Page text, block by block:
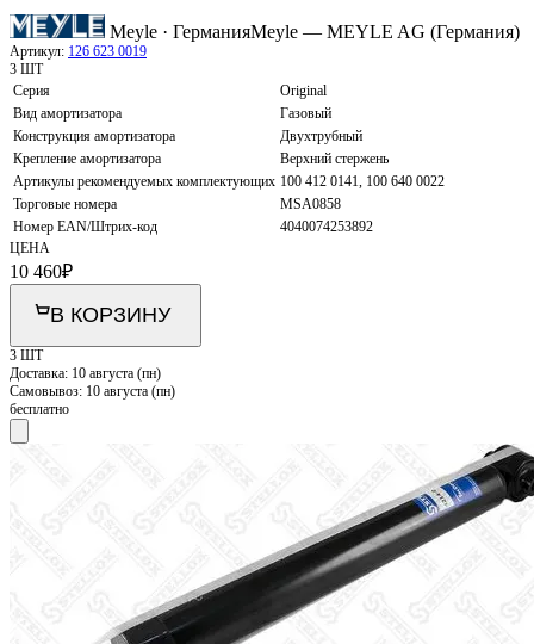
Meyle · ГерманияMeyle — MEYLE AG (Германия)
Артикул: 126 623 0019
3 ШТ
Серия
Original
Вид амортизатора
Газовый
Конструкция амортизатора
Двухтрубный
Крепление амортизатора
Верхний стержень
Артикулы рекомендуемых комплектующих 100 412 0141, 100 640 0022
Торговые номера
MSA0858
Номер EAN/Штрих-код
4040074253892
ЦЕНА
10 460₽
В КОРЗИНУ
3 ШТ
Доставка: 10 августа (пн)
Самовывоз: 10 августа (пн)
бесплатно